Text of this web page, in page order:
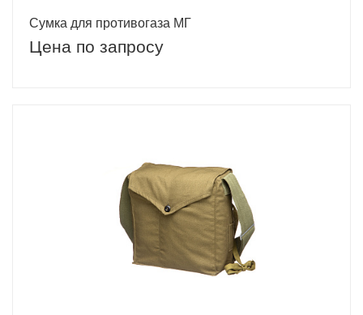
Сумка для противогаза МГ
Цена по запросу